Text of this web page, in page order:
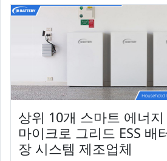
상위 10개 스마트 에너
마이크로 그리드 ESS 배
장 시스템 제조업체